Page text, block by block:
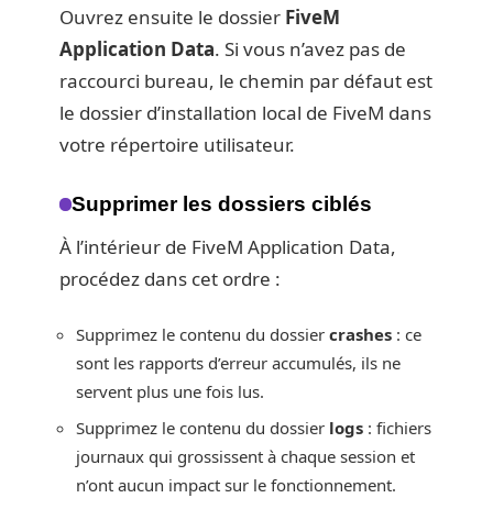
Ouvrez ensuite le dossier FiveM
Application Data. Si vous n’avez pas de
raccourci bureau, le chemin par défaut est
le dossier d’installation local de FiveM dans
votre répertoire utilisateur.
Supprimer les dossiers ciblés
À l’intérieur de FiveM Application Data,
procédez dans cet ordre :
Supprimez le contenu du dossier crashes : ce
sont les rapports d’erreur accumulés, ils ne
servent plus une fois lus.
Supprimez le contenu du dossier logs : fichiers
journaux qui grossissent à chaque session et
n’ont aucun impact sur le fonctionnement.